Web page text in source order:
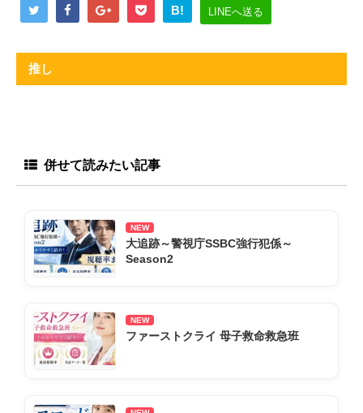
B! LINEへ送る
推し
併せて読みたい記事
NEW
大追跡～警視庁SSBC強行犯係～
Season2
NEW
ファーストクライ 母子救命救急班